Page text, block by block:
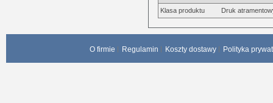
Klasa produktu
Druk
O firmie Regulamin Koszty dostawy Polityka